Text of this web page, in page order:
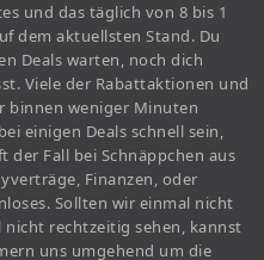
und das täglich von 8 bis 1
dem aktuellsten Stand. Du
Deals warten, noch dich
Viele der Rabattaktionen und
binnen weniger Minuten
einigen Deals schnell sein,
der Fall bei Schnäppchen aus
Finanzen, oder
Sollten wir einmal nicht
nicht rechtzeitig sehen, kannst
uns umgehend um die